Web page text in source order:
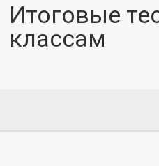
Итоговые
классам